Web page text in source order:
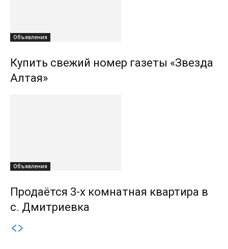
Объявления
Купить свежий номер газеты «Звезда
Алтая»
Объявления
Продаётся 3-х комнатная квартира в
с. Дмитриевка